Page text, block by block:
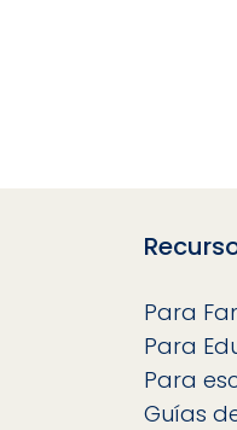
Para
Para
Para
Guías